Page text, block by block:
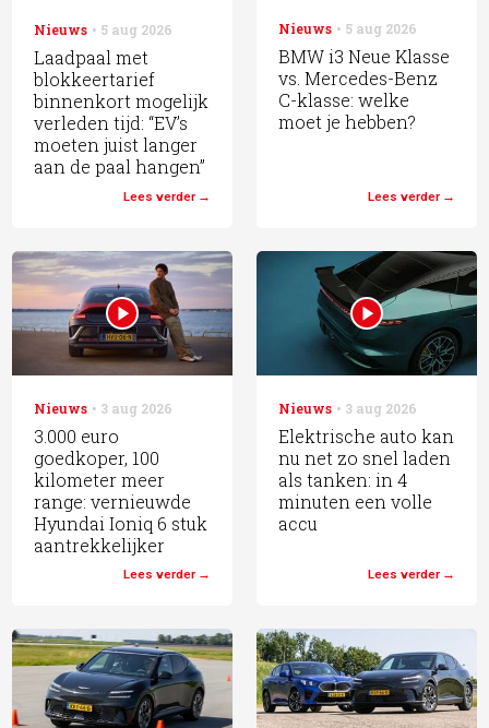
Nieuws 5 aug 2026
Laadpaal met
blokkeertarief
binnenkort mogelijk
verleden tijd: “EV’s
moeten juist langer
aan de paal hangen”
Lees verder
Nieuws 5 aug 2026
BMW i3 Neue Klasse
vs. Mercedes-Benz
C-klasse: welke
moet je hebben?
Lees verder
Nieuws 3 aug 2026
3.000 euro
goedkoper, 100
kilometer meer
range: vernieuwde
Hyundai Ioniq 6 stuk
aantrekkelijker
Lees verder
Nieuws 3 aug 2026
Elektrische auto kan
nu net zo snel laden
als tanken: in 4
minuten een volle
accu
Lees verder